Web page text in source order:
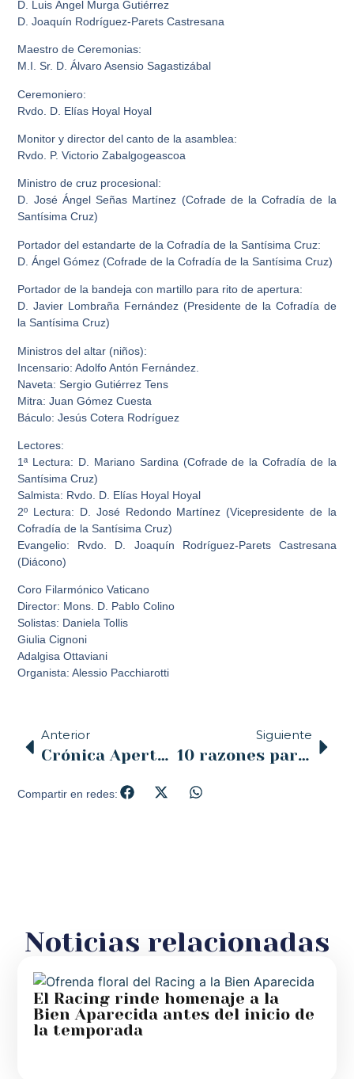
D. Luis Ángel Murga Gutiérrez
D. Joaquín Rodríguez-Parets Castresana
Maestro de Ceremonias:
M.I. Sr. D. Álvaro Asensio Sagastizábal
Ceremoniero:
Rvdo. D. Elías Hoyal Hoyal
Monitor y director del canto de la asamblea:
Rvdo. P. Victorio Zabalgogeascoa
Ministro de cruz procesional:
D. José Ángel Señas Martínez (Cofrade de la Cofradía de la
Santísima Cruz)
Portador del estandarte de la Cofradía de la Santísima Cruz:
D. Ángel Gómez (Cofrade de la Cofradía de la Santísima Cruz)
Portador de la bandeja con martillo para rito de apertura:
D. Javier Lombraña Fernández (Presidente de la Cofradía de
la Santísima Cruz)
Ministros del altar (niños):
Incensario: Adolfo Antón Fernández.
Naveta: Sergio Gutiérrez Tens
Mitra: Juan Gómez Cuesta
Báculo: Jesús Cotera Rodríguez
Lectores:
1ª Lectura: D. Mariano Sardina (Cofrade de la Cofradía de la
Santísima Cruz)
Salmista: Rvdo. D. Elías Hoyal Hoyal
2º Lectura: D. José Redondo Martínez (Vicepresidente de la
Cofradía de la Santísima Cruz)
Evangelio: Rvdo. D. Joaquín Rodríguez-Parets Castresana
(Diácono)
Coro Filarmónico Vaticano
Director: Mons. D. Pablo Colino
Solistas: Daniela Tollis
Giulia Cignoni
Adalgisa Ottaviani
Organista: Alessio Pacchiarotti
Anterior
Crónica Apertura Año Santo Lebaniego
Siguiente
10 razones para marcar la X
Compartir en redes:
Noticias relacionadas
El Racing rinde homenaje a la
Bien Aparecida antes del inicio de
la temporada